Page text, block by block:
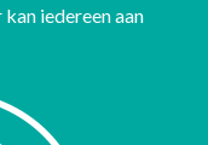
iedereen aan